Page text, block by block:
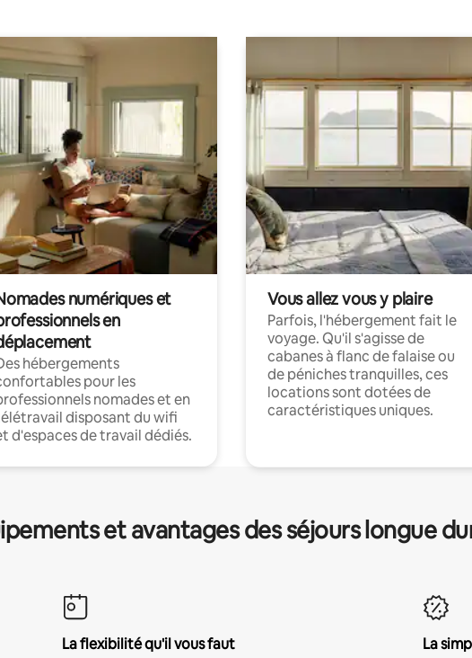
numériques et
en
hébergements
pour les
nomades et en
disposant du wifi
d'espaces de travail dédiés.
Vous allez vous y plaire
Parfois, l'hébergement fait le
voyage. Qu'il s'agisse de
cabanes à flanc de falaise ou
de péniches tranquilles, ces
locations sont dotées de
caractéristiques uniques.
et avantages des séjours longue
La flexibilité qu'il vous faut
La